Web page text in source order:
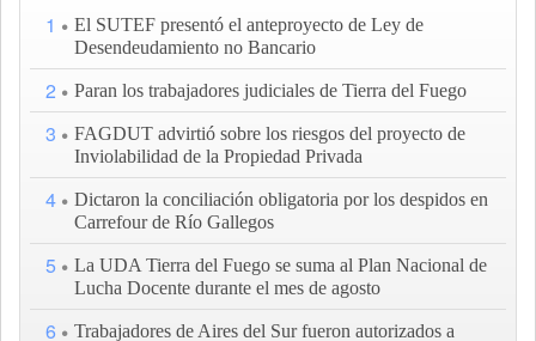
1
El SUTEF presentó el anteproyecto de Ley de
Desendeudamiento no Bancario
2 Paran los trabajadores judiciales de Tierra del Fuego
3
FAGDUT advirtió sobre los riesgos del proyecto de
Inviolabilidad de la Propiedad Privada
4
Dictaron la conciliación obligatoria por los despidos en
Carrefour de Río Gallegos
5
La UDA Tierra del Fuego se suma al Plan Nacional de
Lucha Docente durante el mes de agosto
6
Trabajadores de Aires del Sur fueron autorizados a